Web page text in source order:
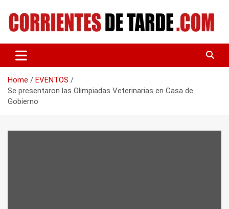
content
CORRIENTES DE TARDE
Home
EVENTOS
Se presentaron las Olimpiadas Veterinarias en Casa de
Gobierno